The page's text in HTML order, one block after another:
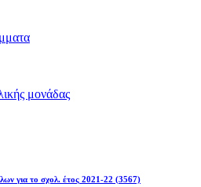
μονάδας
για το σχολ. έτος 2021-22 (3567)